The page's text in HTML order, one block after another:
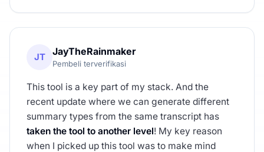
JT JayTheRainmaker
Pembeli terverifikasi
This tool is a key part of my stack. And the
recent update where we can generate different
summary types from the same transcript has
taken the tool to another level! My key reason
when I picked up this tool was to make mind